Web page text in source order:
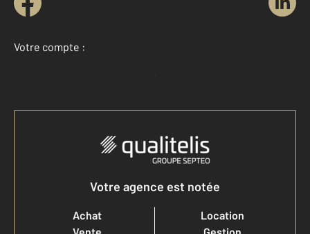
Votre compte :
Accéder à mon compte
Votre agence est notée
Achat
Location